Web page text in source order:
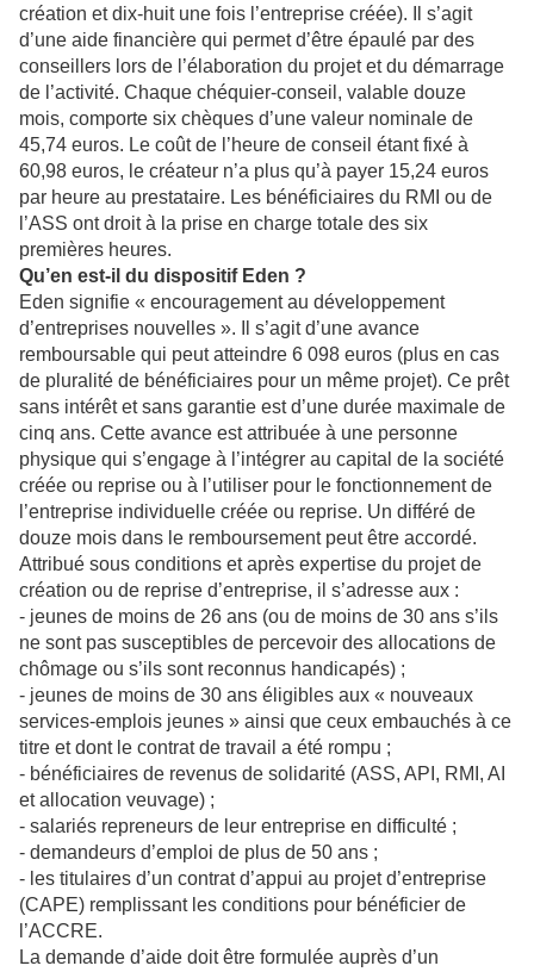
création et dix-huit une fois l’entreprise créée). Il s’agit
d’une aide financière qui permet d’être épaulé par des
conseillers lors de l’élaboration du projet et du démarrage
de l’activité. Chaque chéquier-conseil, valable douze
mois, comporte six chèques d’une valeur nominale de
45,74 euros. Le coût de l’heure de conseil étant fixé à
60,98 euros, le créateur n’a plus qu’à payer 15,24 euros
par heure au prestataire. Les bénéficiaires du RMI ou de
l’ASS ont droit à la prise en charge totale des six
premières heures.
Qu’en est-il du dispositif Eden ?
Eden signifie « encouragement au développement
d’entreprises nouvelles ». Il s’agit d’une avance
remboursable qui peut atteindre 6 098 euros (plus en cas
de pluralité de bénéficiaires pour un même projet). Ce prêt
sans intérêt et sans garantie est d’une durée maximale de
cinq ans. Cette avance est attribuée à une personne
physique qui s’engage à l’intégrer au capital de la société
créée ou reprise ou à l’utiliser pour le fonctionnement de
l’entreprise individuelle créée ou reprise. Un différé de
douze mois dans le remboursement peut être accordé.
Attribué sous conditions et après expertise du projet de
création ou de reprise d’entreprise, il s’adresse aux :
- jeunes de moins de 26 ans (ou de moins de 30 ans s’ils
ne sont pas susceptibles de percevoir des allocations de
chômage ou s’ils sont reconnus handicapés) ;
- jeunes de moins de 30 ans éligibles aux « nouveaux
services-emplois jeunes » ainsi que ceux embauchés à ce
titre et dont le contrat de travail a été rompu ;
- bénéficiaires de revenus de solidarité (ASS, API, RMI, AI
et allocation veuvage) ;
- salariés repreneurs de leur entreprise en difficulté ;
- demandeurs d’emploi de plus de 50 ans ;
- les titulaires d’un contrat d’appui au projet d’entreprise
(CAPE) remplissant les conditions pour bénéficier de
l’ACCRE.
La demande d’aide doit être formulée auprès d’un